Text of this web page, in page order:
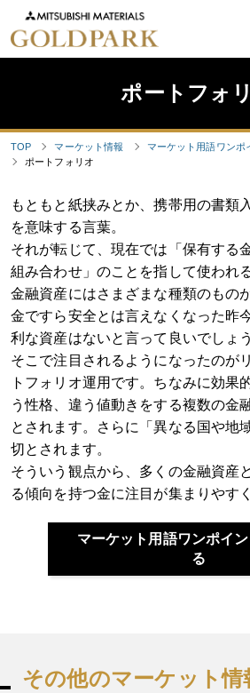
ポートフォ
TOP マーケット情報
マーケット用語ワンポ
ポートフォリオ
もともと紙挟みとか、携帯用の書類
を意味する言葉。
それが転じて、現在では「保有する
組み合わせ」のことを指して使われ
金融資産にはさまざまな種類のもの
金ですら安全とは言えなくなった昨
利な資産はないと言って良いでしょう
そこで注目されるようになったのが
トフォリオ運用です。ちなみに効果
う性格、違う値動きをする複数の金
とされます。さらに「異なる国や地
切とされます。
そういう観点から、多くの金融資産
る傾向を持つ金に注目が集まりやす
マーケット用語ワンポイ
る
その他のマーケット情